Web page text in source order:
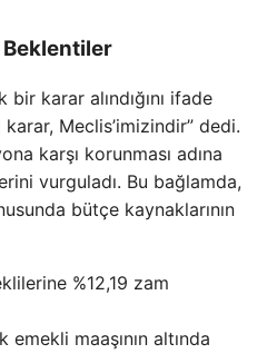
Beklentiler
bir karar alındığını ifade
karar, Meclis’imizindir” dedi.
karşı korunması adına
vurguladı. Bu bağlamda,
bütçe kaynaklarının
%12,19 zam
maaşının altında